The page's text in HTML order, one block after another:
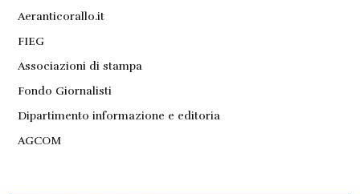
Aeranticorallo.it
FIEG
Associazioni di stampa
Fondo Giornalisti
Dipartimento informazione e editoria
AGCOM